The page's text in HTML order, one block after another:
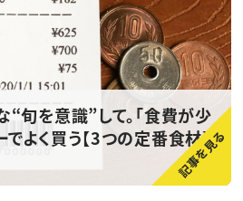
旬を意識”して。「食費が少
よく買う【3つの定番食材】